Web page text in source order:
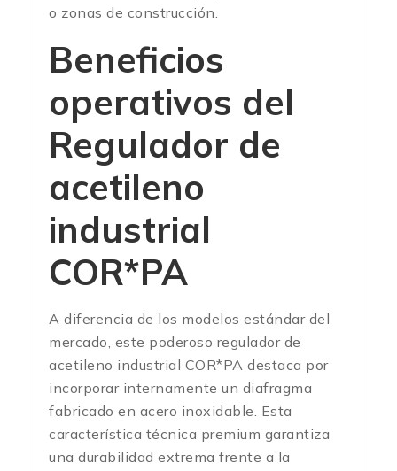
o zonas de construcción.
Beneficios
operativos del
Regulador de
acetileno
industrial
COR*PA
A diferencia de los modelos estándar del
mercado, este poderoso regulador de
acetileno industrial COR*PA destaca por
incorporar internamente un diafragma
fabricado en acero inoxidable. Esta
característica técnica premium garantiza
una durabilidad extrema frente a la